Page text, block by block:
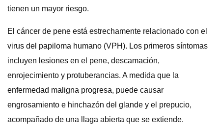
tienen un mayor riesgo.
El cáncer de pene está estrechamente relacionado con el
virus del papiloma humano (VPH). Los primeros síntomas
incluyen lesiones en el pene, descamación,
enrojecimiento y protuberancias. A medida que la
enfermedad maligna progresa, puede causar
engrosamiento e hinchazón del glande y el prepucio,
acompañado de una llaga abierta que se extiende.